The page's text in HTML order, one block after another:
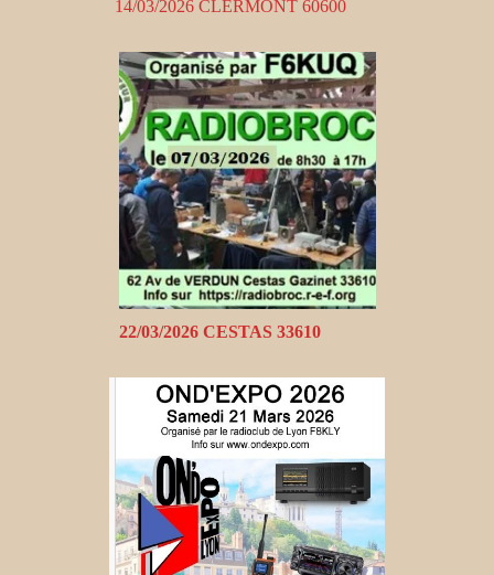
14/03/2026 CLERMONT 60600
22/03/2026 CESTAS 33610